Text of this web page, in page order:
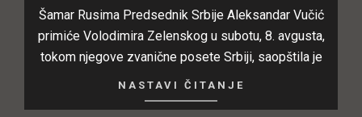
Šamar Rusima Predsednik Srbije Aleksandar Vučić
primiće Volodimira Zelenskog u subotu, 8. avgusta,
tokom njegove zvanične posete Srbiji, saopštila je
NASTAVI ČITANJE